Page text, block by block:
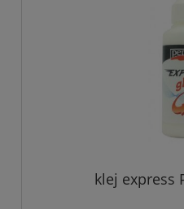
klej express